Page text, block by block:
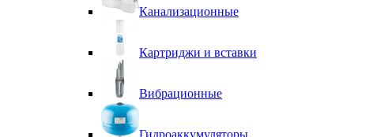
Канализационные
Картриджи и вставки
Вибрационные
Гидроаккумуляторы